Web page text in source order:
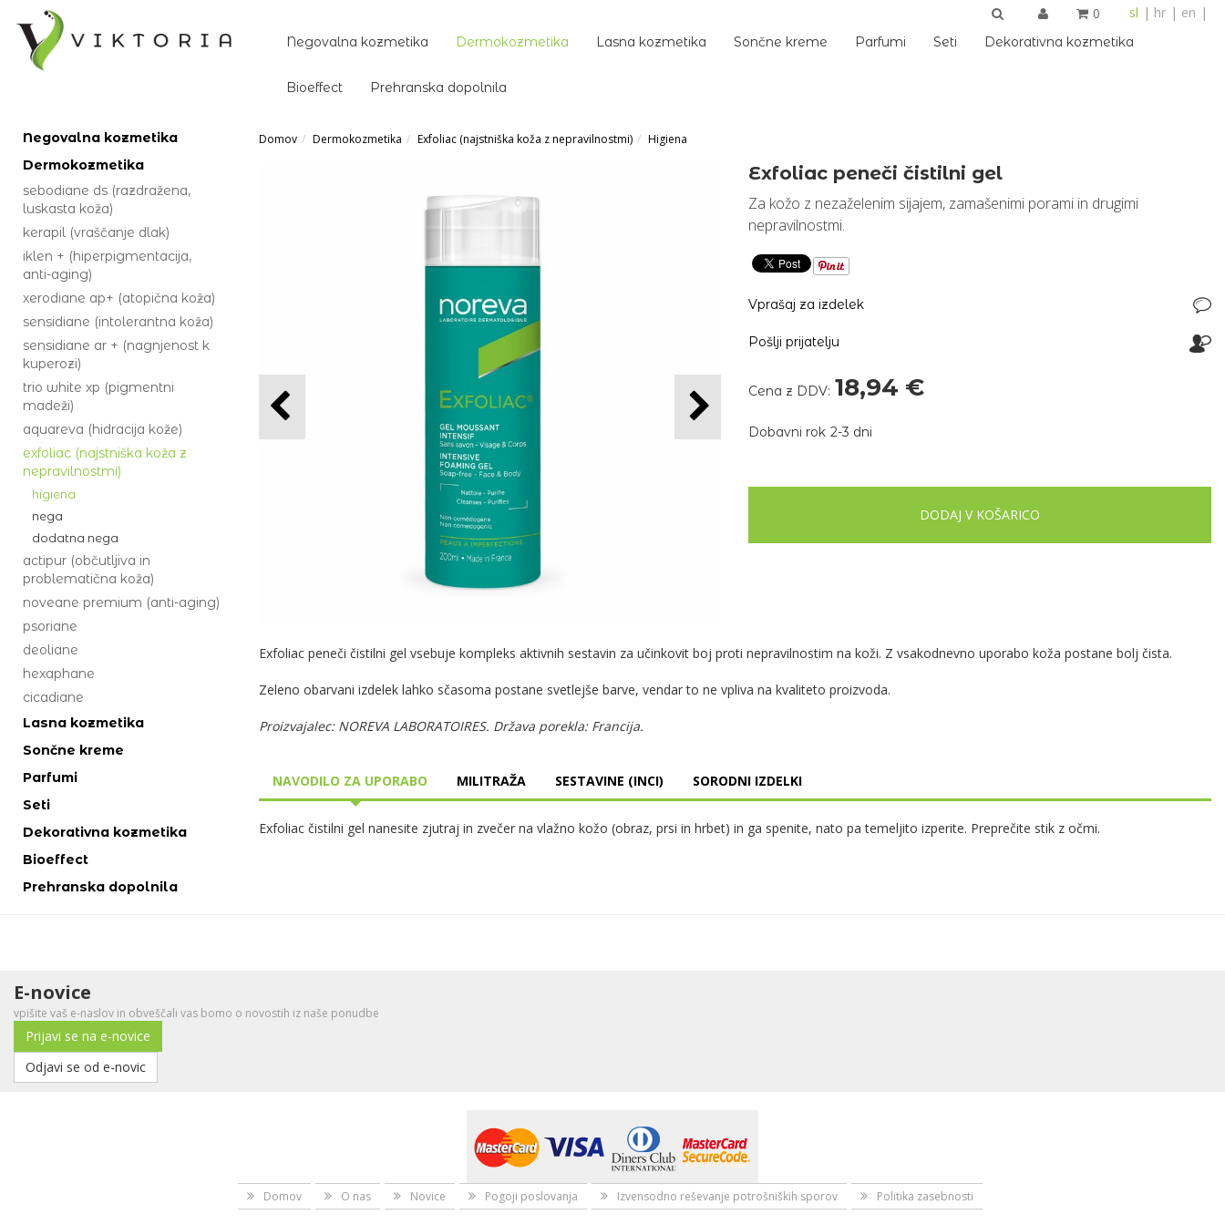
IŠČI
sl hr en
0
Negovalna kozmetika Dermokozmetika Lasna kozmetika Sončne kreme Parfumi Seti Dekorativna kozmetika
Bioeffect Prehranska dopolnila
Negovalna kozmetika
Dermokozmetika
sebodiane ds (razdražena,
luskasta koža)
kerapil (vraščanje dlak)
iklen + (hiperpigmentacija,
anti-aging)
xerodiane ap+ (atopična koža)
sensidiane (intolerantna koža)
sensidiane ar + (nagnjenost k
kuperozi)
trio white xp (pigmentni
madeži)
aquareva (hidracija kože)
exfoliac (najstniška koža z
nepravilnostmi)
higiena
nega
dodatna nega
actipur (občutljiva in
problematična koža)
noveane premium (anti-aging)
psoriane
deoliane
hexaphane
cicadiane
Lasna kozmetika
Sončne kreme
Parfumi
Seti
Dekorativna kozmetika
Bioeffect
Prehranska dopolnila
Domov Dermokozmetika Exfoliac (najstniška koža z nepravilnostmi) Higiena
Exfoliac peneči čistilni gel
Za kožo z nezaželenim sijajem, zamašenimi porami in drugimi
nepravilnostmi.
Vprašaj za izdelek
Pošlji prijatelju
Cena z DDV: 18,94 €
Dobavni rok 2-3 dni
DODAJ V KOŠARICO
Exfoliac peneči čistilni gel vsebuje kompleks aktivnih sestavin za učinkovit boj proti nepravilnostim na koži. Z vsakodnevno uporabo koža postane bolj čista.
Zeleno obarvani izdelek lahko sčasoma postane svetlejše barve, vendar to ne vpliva na kvaliteto proizvoda.
Proizvajalec: NOREVA LABORATOIRES. Država porekla: Francija.
NAVODILO ZA UPORABO MILITRAŽA SESTAVINE (INCI) SORODNI IZDELKI
Exfoliac čistilni gel nanesite zjutraj in zvečer na vlažno kožo (obraz, prsi in hrbet) in ga spenite, nato pa temeljito izperite. Preprečite stik z očmi.
E-novice
vpišite vaš e-naslov in obveščali vas bomo o novostih iz naše ponudbe
Prijavi se na e-novice
Odjavi se od e-novic
Domov O nas Novice Pogoji poslovanja Izvensodno reševanje potrošniških sporov Politika zasebnosti